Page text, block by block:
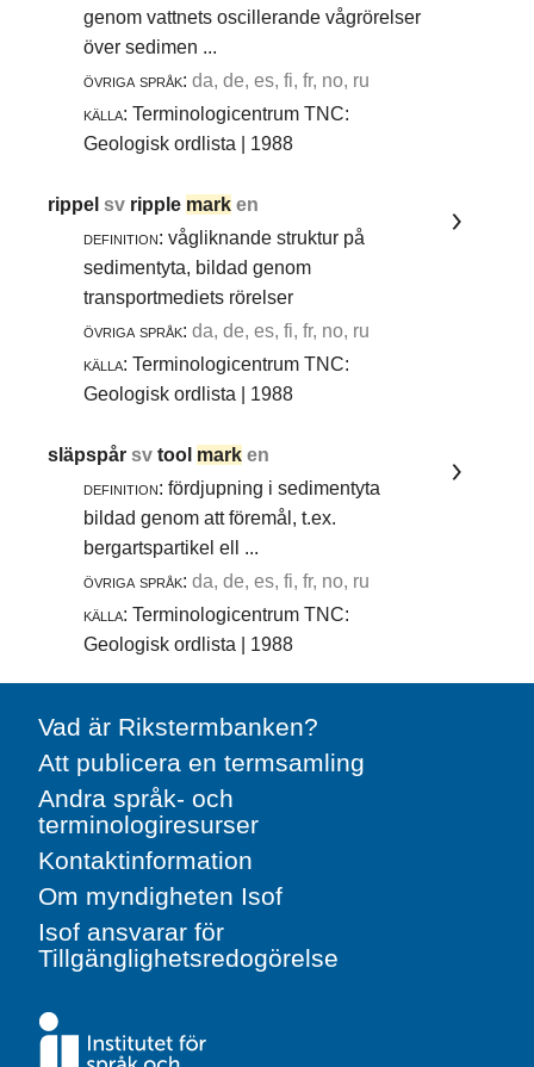
genom vattnets oscillerande vågrörelser
över sedimen ...
övriga språk: da, de, es, fi, fr, no, ru
källa: Terminologicentrum TNC:
Geologisk ordlista | 1988
rippelsv ripple mark en
definition: vågliknande struktur på
sedimentyta, bildad genom
transportmediets rörelser
övriga språk: da, de, es, fi, fr, no, ru
källa: Terminologicentrum TNC:
Geologisk ordlista | 1988
släpspårsvtool mark en
definition: fördjupning i sedimentyta
bildad genom att föremål, t.ex.
bergartspartikel ell ...
övriga språk: da, de, es, fi, fr, no, ru
källa: Terminologicentrum TNC:
Geologisk ordlista | 1988
Vad är Rikstermbanken?
Att publicera en termsamling
Andra språk- och
terminologiresurser
Kontaktinformation
Om myndigheten Isof
Isof ansvarar för
Tillgänglighetsredogörelse